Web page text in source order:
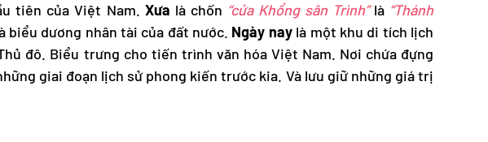
tiên của Việt Nam. Xưa là chốn “cửa Khổng sân Trình”là “Thánh
biểu dương nhân tài của đất nước. Ngày naylà một khu di tích lịch
đô. Biểu trưng cho tiến trình văn hóa Việt Nam. Nơi chứa đựng
giai đoạn lịch sử phong kiến trước kia. Và lưu giữ những giá trị